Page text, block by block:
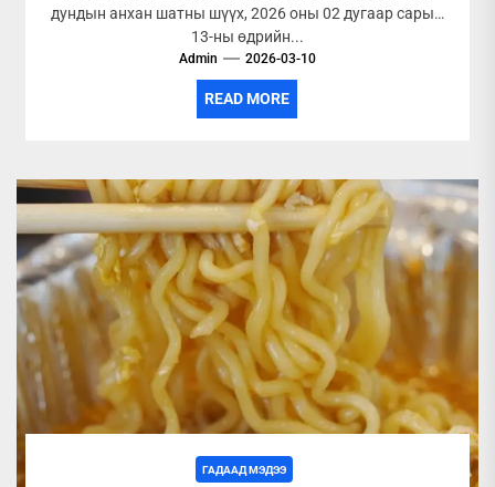
дундын анхан шатны шүүх, 2026 оны 02 дугаар сарын
13-ны өдрийн...
Admin 2026-03-10
READ MORE
ГАДААД МЭДЭЭ